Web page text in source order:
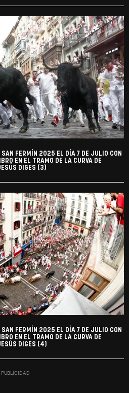
SAN FERMÍN 2025 EL DÍA 7 DE JULIO CON
EN EL TRAMO DE LA CURVA DE
DIGES (3)
SAN FERMÍN 2025 EL DÍA 7 DE JULIO CON
EN EL TRAMO DE LA CURVA DE
DIGES (4)